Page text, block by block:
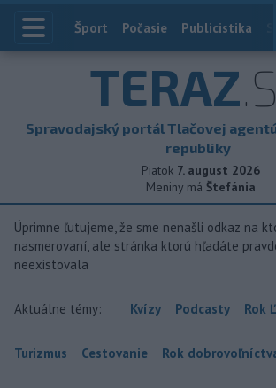
Index
Šport Počasie Publicistika
TERAZ
Spravodajský portál Tlačovej
republiky
Piatok 7. august 2026
Meniny má Štefánia
Úprimne ľutujeme, že sme nenašli odkaz na
nasmerovaní, ale stránka ktorú hľadáte
neexistovala
Aktuálne témy: Kvízy Podcasty Rok
Turizmus Cestovanie Rok